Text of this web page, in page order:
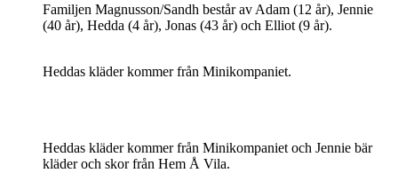
Familjen Magnusson/Sandh består av Adam (12 år), Jennie
(40 år), Hedda (4 år), Jonas (43 år) och Elliot (9 år).
Heddas kläder kommer från Minikompaniet.
Heddas kläder kommer från Minikompaniet och Jennie bär
kläder och skor från Hem Å Vila.